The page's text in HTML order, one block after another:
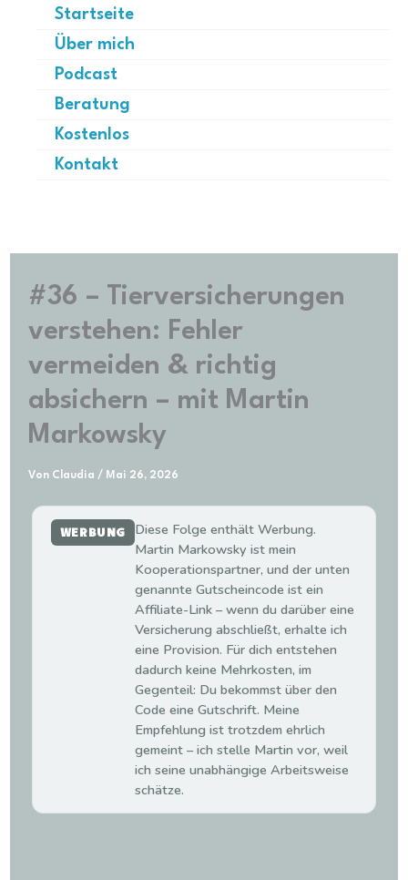
springen
Startseite
Über mich
Podcast
Beratung
Kostenlos
Kontakt
#36 – Tierversicherungen
verstehen: Fehler
vermeiden & richtig
absichern – mit Martin
Markowsky
Von Claudia / Mai 26, 2026
WERBUNG
Diese Folge enthält Werbung.
Martin Markowsky ist mein
Kooperationspartner, und der unten
genannte Gutscheincode ist ein
Affiliate-Link – wenn du darüber eine
Versicherung abschließt, erhalte ich
eine Provision. Für dich entstehen
dadurch keine Mehrkosten, im
Gegenteil: Du bekommst über den
Code eine Gutschrift. Meine
Empfehlung ist trotzdem ehrlich
gemeint – ich stelle Martin vor, weil
ich seine unabhängige Arbeitsweise
schätze.